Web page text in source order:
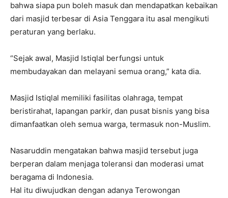
bahwa siapa pun boleh masuk dan mendapatkan kebaikan
dari masjid terbesar di Asia Tenggara itu asal mengikuti
peraturan yang berlaku.
“Sejak awal, Masjid Istiqlal berfungsi untuk
membudayakan dan melayani semua orang,” kata dia.
Masjid Istiqlal memiliki fasilitas olahraga, tempat
beristirahat, lapangan parkir, dan pusat bisnis yang bisa
dimanfaatkan oleh semua warga, termasuk non-Muslim.
Nasaruddin mengatakan bahwa masjid tersebut juga
berperan dalam menjaga toleransi dan moderasi umat
beragama di Indonesia.
Hal itu diwujudkan dengan adanya Terowongan